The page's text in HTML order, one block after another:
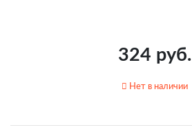
324 руб.
Нет в наличии